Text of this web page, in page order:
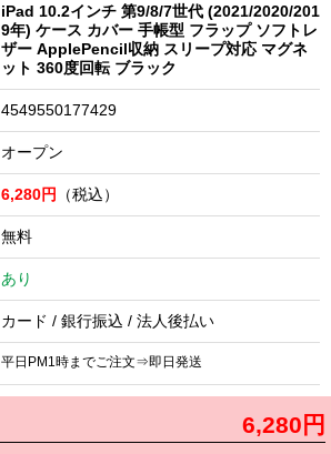
iPad 10.2インチ 第9/8/7世代 (2021/2020/201
9年) ケース カバー 手帳型 フラップ ソフトレ
ザー ApplePencil収納 スリープ対応 マグネ
ット 360度回転 ブラック
4549550177429
オープン
6,280円 （税込）
無料
あり
カード / 銀行振込 / 法人後払い
平日PM1時までご注文⇒即日発送
6,280円